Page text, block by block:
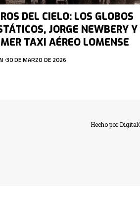
DEL CIELO: LOS GLOBOS
JORGE NEWBERY Y
TAXI AÉREO LOMENSE
30 DE MARZO DE 2026
Hecho por